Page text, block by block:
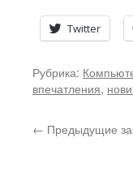
Twitter
Рубрика:
впечатления,
← Предыдущие